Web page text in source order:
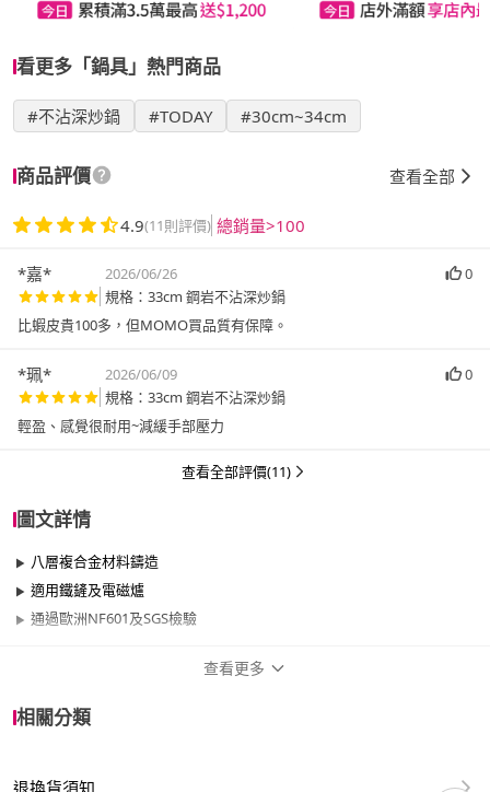
看更多「鍋具」熱門商品
#不沾深炒鍋 #TODAY #30cm~34cm
商品評價 查看全部
4.9(11則評價) 總銷量>100
*嘉* 2026/06/26
0
規格：33cm 鋼岩不沾深炒鍋
比蝦皮貴100多，但MOMO買品質有保障。
*珮* 2026/06/09
0
規格：33cm 鋼岩不沾深炒鍋
輕盈、感覺很耐用~減緩手部壓力
查看全部評價(11)
圖文詳情
八層複合金材料鑄造
適用鐵鏟及電磁爐
通過歐洲NF601及SGS檢驗
查看更多
相關分類